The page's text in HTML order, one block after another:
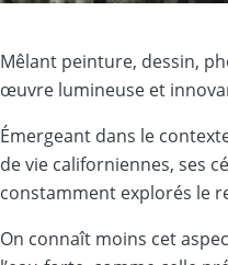
Mêlant peinture, dessin,
œuvre lumineuse et
Émergeant dans le
de vie californiennes, ses
constamment explorés le
On connaît moins cet